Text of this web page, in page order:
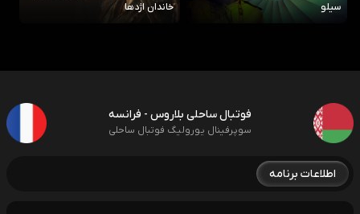
سیلو خاندان اژدها
فوتبال ساحلی بلاروس - فرانسه
سوپرفینال یورولیگ فوتبال ساحلی
اطلاعات برنامه